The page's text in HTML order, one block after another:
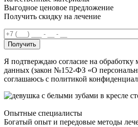
Выгодное ценовое предложение
Получить скидку на лечение
Получить
Я подтверждаю согласие на
данных (закон №152-ФЗ «О
соглашаюсь с политикой
Опытные специалисты
Богатый опыт и передовые методы